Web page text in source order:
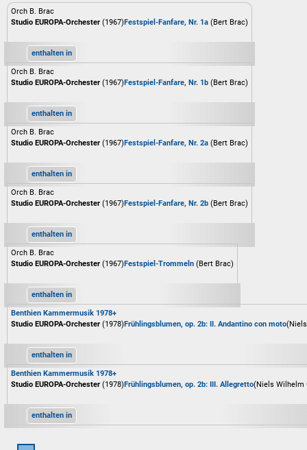
Orch B. Brac
Studio EUROPA-Orchester (1967)Festspiel-Fanfare, Nr. 1a (Bert Brac)
enthalten in
Orch B. Brac
Studio EUROPA-Orchester (1967)Festspiel-Fanfare, Nr. 1b (Bert Brac)
enthalten in
Orch B. Brac
Studio EUROPA-Orchester (1967)Festspiel-Fanfare, Nr. 2a (Bert Brac)
enthalten in
Orch B. Brac
Studio EUROPA-Orchester (1967)Festspiel-Fanfare, Nr. 2b (Bert Brac)
enthalten in
Orch B. Brac
Studio EUROPA-Orchester (1967)Festspiel-Trommeln (Bert Brac)
enthalten in
Benthien Kammermusik 1978+
Studio EUROPA-Orchester (1978)Frühlingsblumen, op. 2b: II. Andantino con moto
enthalten in
Benthien Kammermusik 1978+
Studio EUROPA-Orchester (1978)Frühlingsblumen, op. 2b: III. Allegretto(Niels Wilhelm
enthalten in